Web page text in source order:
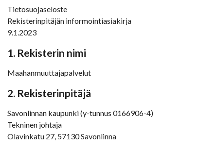
Tietosuojaseloste
Rekisterinpitäjän informointiasiakirja
9.1.2023
1. Rekisterin nimi
Maahanmuuttajapalvelut
2. Rekisterinpitäjä
Savonlinnan kaupunki (y-tunnus 0166906-4)
Tekninen johtaja
Olavinkatu 27, 57130 Savonlinna